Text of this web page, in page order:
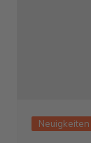
Neuigkeiten